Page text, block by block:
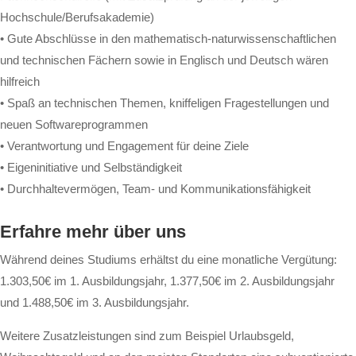
Hochschule/Berufsakademie)
• Gute Abschlüsse in den mathematisch-naturwissenschaftlichen
und technischen Fächern sowie in Englisch und Deutsch wären
hilfreich
• Spaß an technischen Themen, kniffeligen Fragestellungen und
neuen Softwareprogrammen
• Verantwortung und Engagement für deine Ziele
• Eigeninitiative und Selbständigkeit
• Durchhaltevermögen, Team- und Kommunikationsfähigkeit
Erfahre mehr über uns
Während deines Studiums erhältst du eine monatliche Vergütung:
1.303,50€ im 1. Ausbildungsjahr, 1.377,50€ im 2. Ausbildungsjahr
und 1.488,50€ im 3. Ausbildungsjahr.
Weitere Zusatzleistungen sind zum Beispiel Urlaubsgeld,